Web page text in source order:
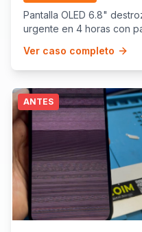
Pantalla OLED 6.8"
urgente en 4 horas con
Ver caso completo
ANTES